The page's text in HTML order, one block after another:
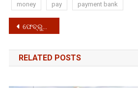
money
pay payment bank
Post
navigation
ଫେବ୍ରୁଆରି ୩ ରୁ ଝୁମିବ ରାଜଧାନୀ
RELATED POSTS